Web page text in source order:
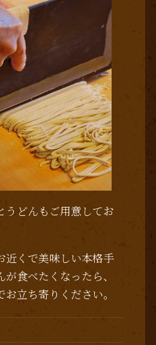
うどんもご用意してお
近くで美味しい本格手
食べたくなったら、
立ち寄りください。